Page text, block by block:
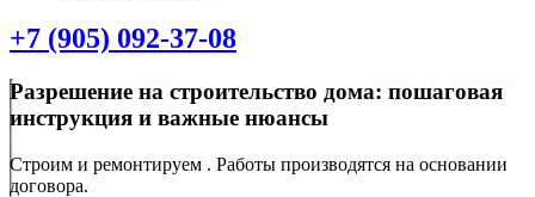
+7 (905) 092-37-08
Разрешение на строительство дома: пошаговая
инструкция и важные нюансы
Строим и ремонтируем . Работы производятся на основании
договора.